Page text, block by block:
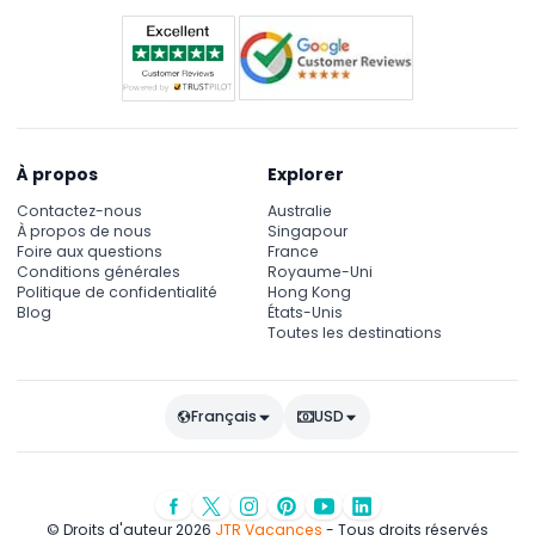
À propos
Contactez-nous
À propos de nous
Foire aux questions
Conditions générales
Politique de confidentialité
Blog
Explorer
Australie
Singapour
France
Royaume-Uni
Hong Kong
États-Unis
Toutes les destinations
Français USD
© Droits d'auteur 2026 JTR Vacances - Tous droits réservés